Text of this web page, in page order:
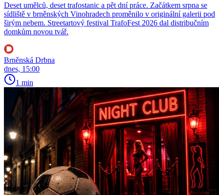
Deset umělců, deset trafostanic a pět dní práce. Začátkem srpna se
sídliště v brněnských Vinohradech proměnilo v originální galerii pod
širým nebem. Streetartový festival TrafoFest 2026 dal distribučním
domkům novou tvář.
Brněnská Drbna
dnes, 15:00
1 min